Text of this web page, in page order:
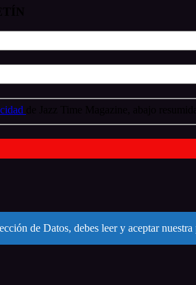
de Datos, debes leer y aceptar